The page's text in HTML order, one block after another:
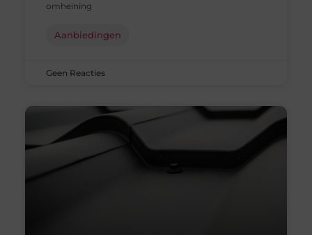
omheining
Aanbiedingen
Geen Reacties